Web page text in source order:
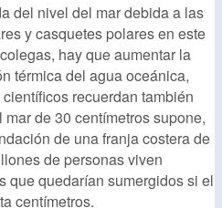
del nivel del mar debida a las
y casquetes polares en este
hay que aumentar la
térmica del agua oceánica,
recuerdan también
de 30 centímetros supone,
de una franja costera de
de personas viven
que quedarían sumergidos si el
centímetros.